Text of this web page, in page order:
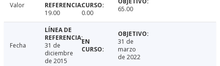
Valor
19.00
0.00 65.00
Fecha
31 de
diciembre
de 2015
31 de
marzo
de 2022